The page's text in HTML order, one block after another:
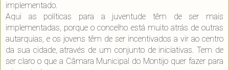
implementado.
Aqui as políticas para a juventude têm de ser mais
implementadas, porque o concelho está muito atrás de outras
autarquias, e os jovens têm de ser incentivados a vir ao centro
da sua cidade, através de um conjunto de iniciativas. Tem de
ser claro o que a Câmara Municipal do Montijo quer fazer para